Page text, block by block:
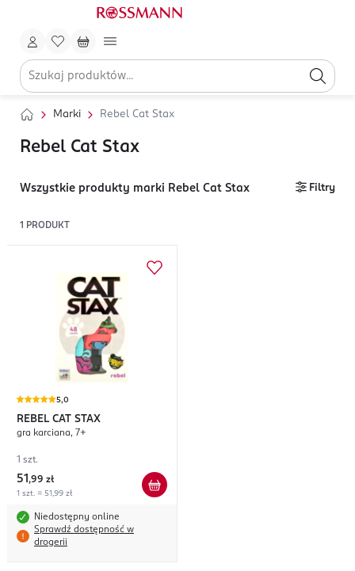
Marki Rebel Cat Stax
Rebel Cat Stax
Wszystkie produkty marki Rebel Cat Stax Filtry
1 PRODUKT
5,0
REBEL CAT STAX
gra karciana, 7+
1 szt.
51 ,99 zł
1 szt. = 51,99 zł
Niedostępny online
Sprawdź dostępność w
drogerii